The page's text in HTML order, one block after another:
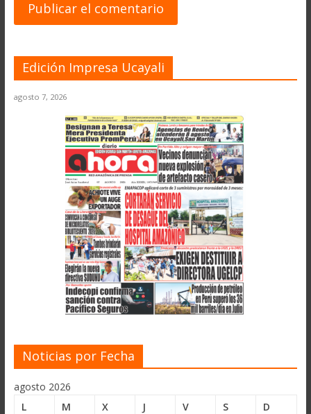
Edición Impresa Ucayali
agosto 7, 2026
Noticias por Fecha
agosto 2026
L
M X J V S
D